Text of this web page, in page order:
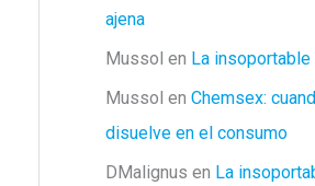
ajena
Mussol en La
Mussol en Chemsex:
disuelve en el consumo
DMalignus en La